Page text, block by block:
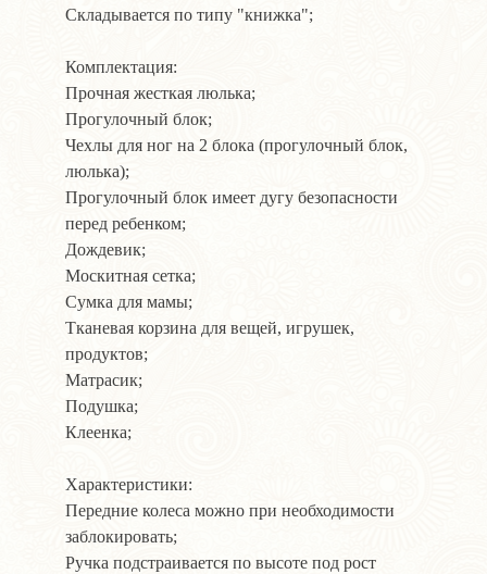
Складывается по типу "книжка";
Комплектация:
Прочная жесткая люлька;
Прогулочный блок;
Чехлы для ног на 2 блока (прогулочный блок,
люлька);
Прогулочный блок имеет дугу безопасности
перед ребенком;
Дождевик;
Москитная сетка;
Сумка для мамы;
Тканевая корзина для вещей, игрушек,
продуктов;
Матрасик;
Подушка;
Клеенка;
Характеристики:
Передние колеса можно при необходимости
заблокировать;
Ручка подстраивается по высоте под рост